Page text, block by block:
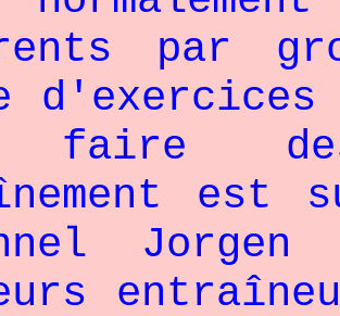
par
faire
est